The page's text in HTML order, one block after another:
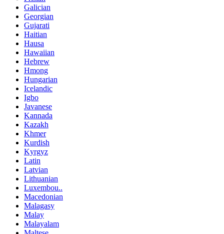
Galician
Georgian
Gujarati
Haitian
Hausa
Hawaiian
Hebrew
Hmong
Hungarian
Icelandic
Igbo
Javanese
Kannada
Kazakh
Khmer
Kurdish
Kyrgyz
Latin
Latvian
Lithuanian
Luxembou..
Macedonian
Malagasy
Malay
Malayalam